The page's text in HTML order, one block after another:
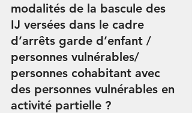
modalités de la bascule des
IJ versées dans le cadre
d’arrêts garde d’enfant /
personnes vulnérables/
personnes cohabitant avec
des personnes vulnérables en
activité partielle ?